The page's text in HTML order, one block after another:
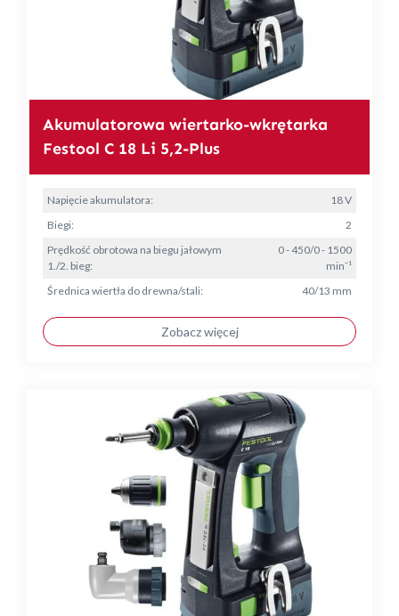
Akumulatorowa wiertarko-wkrętarka
Festool C 18 Li 5,2-Plus
Napięcie akumulatora:
18 V
Biegi:
2
Prędkość obrotowa na biegu jałowym
1./2. bieg:
0 - 450/0 - 1500
min⁻¹
Średnica wiertła do drewna/stali:
40/13 mm
Zobacz więcej